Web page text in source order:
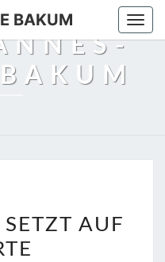
BAKUM
AUF